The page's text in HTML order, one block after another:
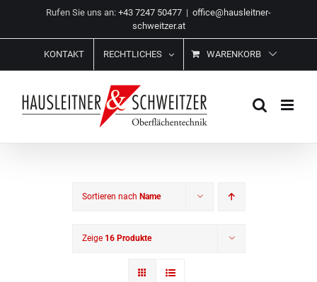
springen
Rufen Sie uns an: +43 7247 50477 | office@hausleitner-
schweitzer.at
KONTAKT RECHTLICHES WARENKORB
Sortieren nach Name
Zeige 16 Produkte